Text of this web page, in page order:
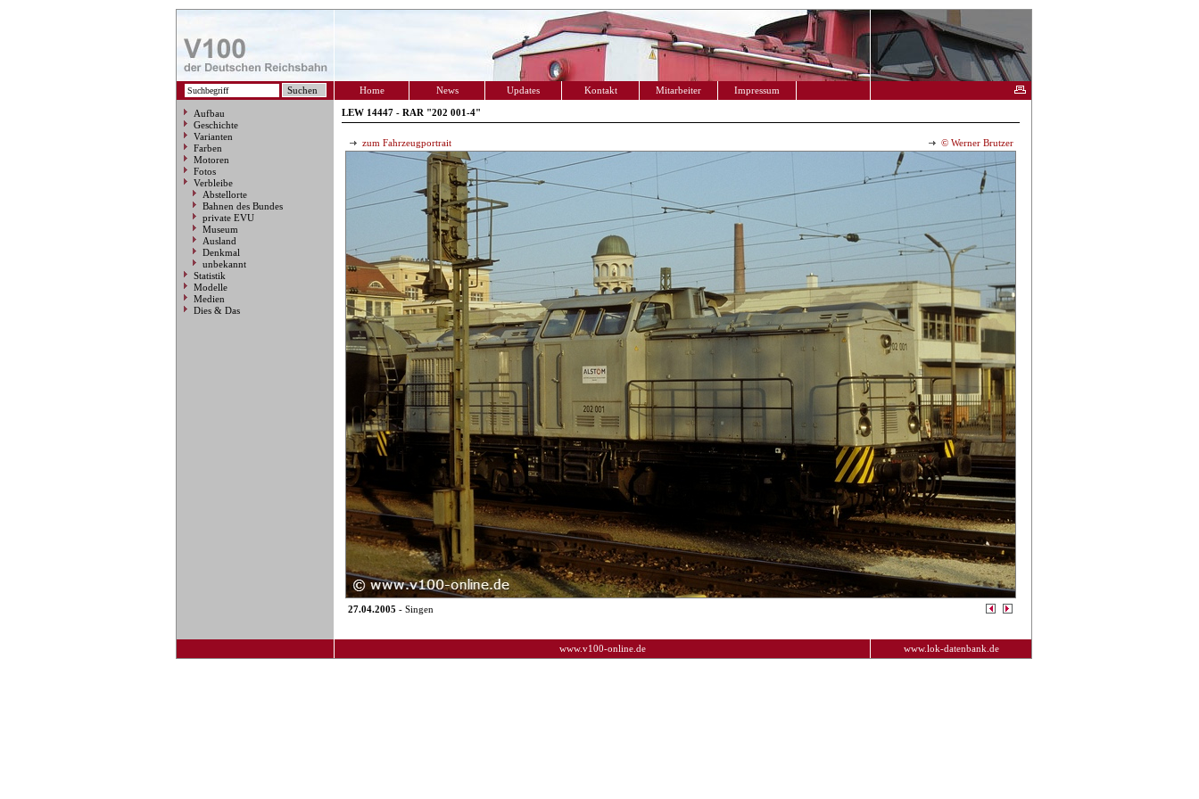
Home News Updates Kontakt Mitarbeiter Impressum
Aufbau
Geschichte
Varianten
Farben
Motoren
Fotos
Verbleibe
Abstellorte
Bahnen des Bundes
private EVU
Museum
Ausland
Denkmal
unbekannt
Statistik
Modelle
Medien
Dies & Das
LEW 14447 - RAR "202 001-4"
zum Fahrzeugportrait © Werner Brutzer
27.04.2005 - Singen
www.v100-online.de www.lok-datenbank.de